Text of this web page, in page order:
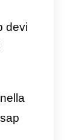
la tua